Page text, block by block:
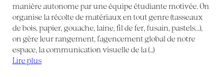
manière autonome par une équipe étudiante motivée. On
organise la récolte de matériaux en tout genre (tasseaux
de bois, papier, gouache, laine, fil de fer, fusain, pastels...),
on gère leur rangement, l’agencement global de notre
espace, la communication visuelle de la (…)
Lire plus